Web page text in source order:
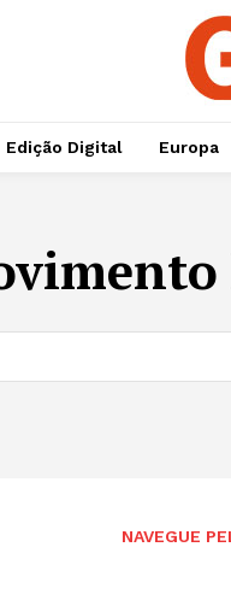
Edição Digital Europa
NAVEGUE